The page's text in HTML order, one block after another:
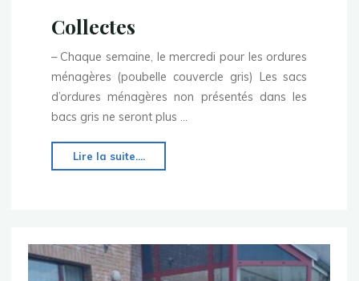
Collectes
– Chaque semaine, le mercredi pour les ordures
ménagères (poubelle couvercle gris) Les sacs
d’ordures ménagères non présentés dans les
bacs gris ne seront plus …
Lire la suite....